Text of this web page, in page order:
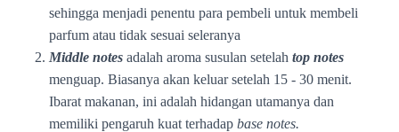
sehingga menjadi penentu para pembeli untuk membeli
parfum atau tidak sesuai seleranya
Middle notes adalah aroma susulan setelah top notes
menguap. Biasanya akan keluar setelah 15 - 30 menit.
Ibarat makanan, ini adalah hidangan utamanya dan
memiliki pengaruh kuat terhadap base notes.